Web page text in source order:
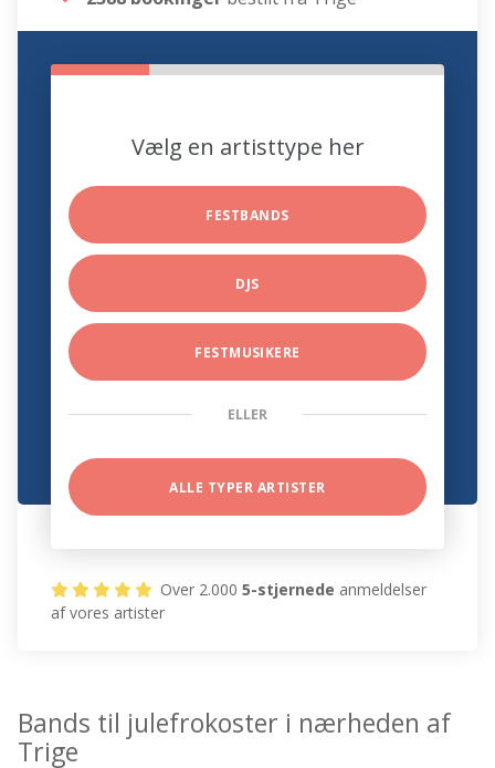
Vælg en artisttype her
FESTBANDS
DJS
FESTMUSIKERE
ELLER
ALLE TYPER ARTISTER
Over 2.0005-stjernede anmeldelser
af vores artister
Bands til julefrokoster i nærheden af
Trige